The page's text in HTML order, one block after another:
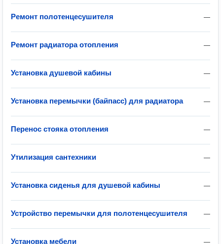
—
Ремонт полотенцесушителя
—
Ремонт радиатора отопления
—
Установка душевой кабины
—
Установка перемычки (байпасс) для радиатора
—
Перенос стояка отопления
—
Утилизация сантехники
—
Установка сиденья для душевой кабины
—
Устройство перемычки для полотенцесушителя
—
Установка мебели